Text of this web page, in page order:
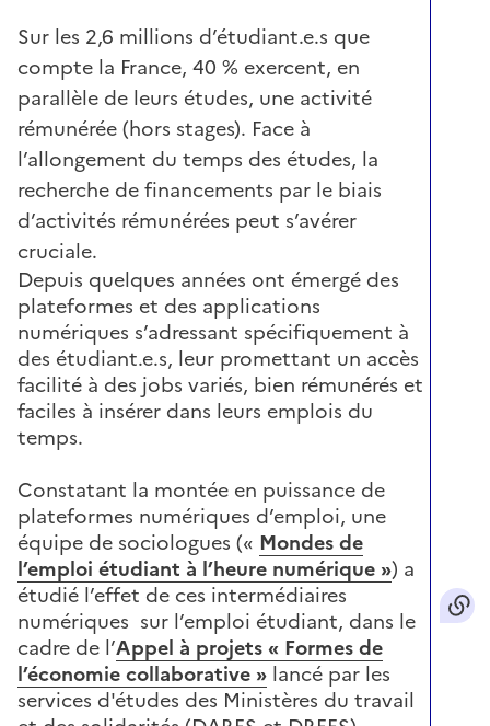
Sur les 2,6 millions d’étudiant.e.s que
compte la France, 40 % exercent, en
parallèle de leurs études, une activité
rémunérée (hors stages). Face à
l’allongement du temps des études, la
recherche de financements par le biais
d’activités rémunérées peut s’avérer
cruciale.
Depuis quelques années ont émergé des
plateformes et des applications
numériques s’adressant spécifiquement à
des étudiant.e.s, leur promettant un accès
facilité à des jobs variés, bien rémunérés et
faciles à insérer dans leurs emplois du
temps.
Constatant la montée en puissance de
plateformes numériques d’emploi, une
équipe de sociologues (« Mondes de
l’emploi étudiant à l’heure numérique ») a
étudié l’effet de ces intermédiaires
numériques sur l’emploi étudiant, dans le
cadre de l’Appel à projets « Formes de
l’économie collaborative » lancé par les
services d'études des Ministères du travail